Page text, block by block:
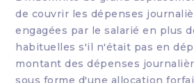
de couvrir les dépenses
engagées par le salarié en plus
habituelles s'il n'était pas en
montant des dépenses